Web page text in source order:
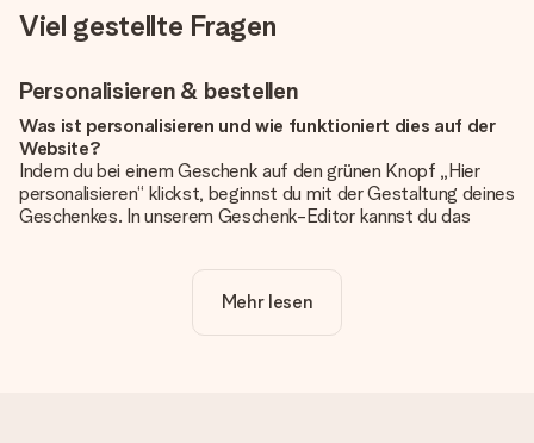
Viel gestellte Fragen
Personalisieren & bestellen
Was ist personalisieren und wie funktioniert dies auf der
Website?
Indem du bei einem Geschenk auf den grünen Knopf „Hier
personalisieren“ klickst, beginnst du mit der Gestaltung deines
Geschenkes. In unserem Geschenk-Editor kannst du das
noch eines unserer angebotenen Designs, um deinem
Geschenk die perfekte Ausstrahlung zu verleihen.
Mehr lesen